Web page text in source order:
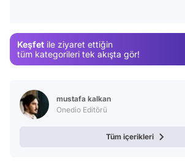
Keşfet ile ziyaret ettiğin
tüm kategorileri tek akışta gör!
mustafa kalkan
Onedio Editörü
Tüm içerikleri